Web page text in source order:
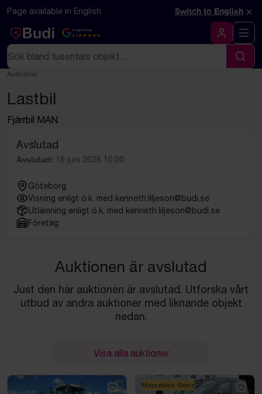
Hoppa till innehåll
Textbaserad (markdown) version av denna sida
Page available in English Switch to English ×
Google Rating
4.5
Logga in
Sök
Sök
Auktioner
Lastbil
Fjärrbil MAN
Avslutad
Avslutad: 16 juni 2026 10:00
Göteborg
Visning enligt ö.k. med kenneth.liljeson@budi.se
Utlämning enligt ö.k. med kenneth.liljeson@budi.se
Företag
Auktionen är avslutad
Just den här auktionen är avslutad. Utforska vårt
utbud av andra auktioner med liknande objekt
nedan.
Visa alla auktioner
Mercedes-Benz